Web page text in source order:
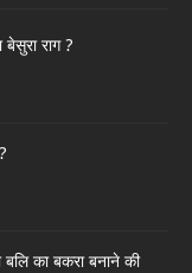
राग ?
का बकरा बनाने की